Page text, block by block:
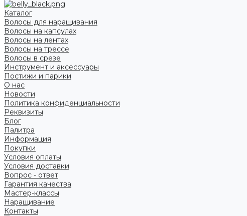
Каталог
Волосы для наращивания
Волосы на капсулах
Волосы на лентах
Волосы на трессе
Волосы в срезе
Инструмент и аксессуары
Постижи и парики
О нас
Новости
Политика конфиденциальности
Реквизиты
Блог
Палитра
Информация
Покупки
Условия оплаты
Условия доставки
Вопрос - ответ
Гарантия качества
Мастер-классы
Наращивание
Контакты